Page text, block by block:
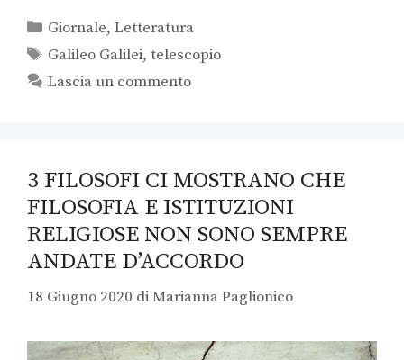
Giornale,Letteratura
Galileo Galilei,telescopio
Lascia un commento
3 FILOSOFI CI MOSTRANO CHE
FILOSOFIA E ISTITUZIONI
RELIGIOSE NON SONO SEMPRE
ANDATE D’ACCORDO
18 Giugno 2020 diMarianna Paglionico